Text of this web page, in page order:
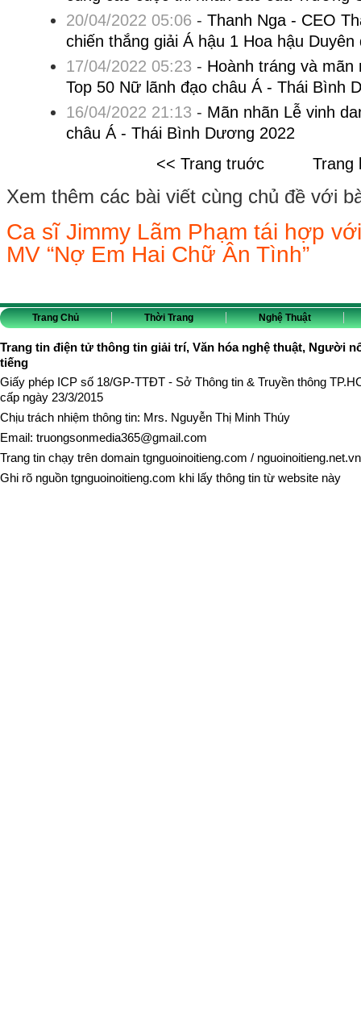
20/04/2022 05:06 - Thanh Nga - CEO
chiến thắng giải Á hậu 1 Hoa hậu Duyên
17/04/2022 05:23 - Hoành tráng và mãn
Top 50 Nữ lãnh đạo châu Á - Thái Bình
16/04/2022 21:13 - Mãn nhãn Lễ vinh
châu Á - Thái Bình Dương 2022
<< Trang truớc
Trang
Xem thêm các bài viết cùng chủ đề với
Ca sĩ Jimmy Lãm Phạm tái hợp
MV “Nợ Em Hai Chữ Ân Tình”
Trang Chủ Thời Trang Nghệ Thuật
Trang tin điện tử thông tin giải trí, Văn hóa nghệ thuật, Người
tiếng
Giấy phép ICP số 18/GP-TTĐT - Sở Thông tin & Truyền thông
cấp ngày 23/3/2015
Chịu trách nhiệm thông tin: Mrs. Nguyễn Thị Minh Thúy
Email: truongsonmedia365@gmail.com
Trang tin chạy trên domain tgnguoinoitieng.com / nguoinoitieng.net.vn
Ghi rõ nguồn tgnguoinoitieng.com khi lấy thông tin từ website này